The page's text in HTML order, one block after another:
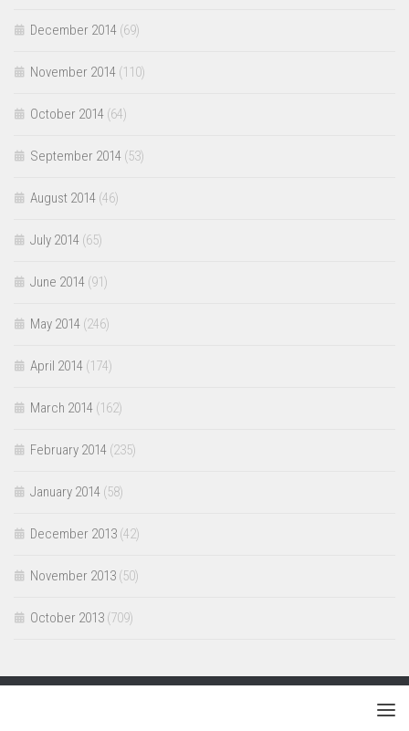
December 2014 (69)
November 2014 (110)
October 2014 (64)
September 2014 (53)
August 2014 (46)
July 2014 (65)
June 2014 (91)
May 2014 (246)
April 2014 (174)
March 2014 (162)
February 2014 (235)
January 2014 (58)
December 2013 (42)
November 2013 (50)
October 2013 (709)